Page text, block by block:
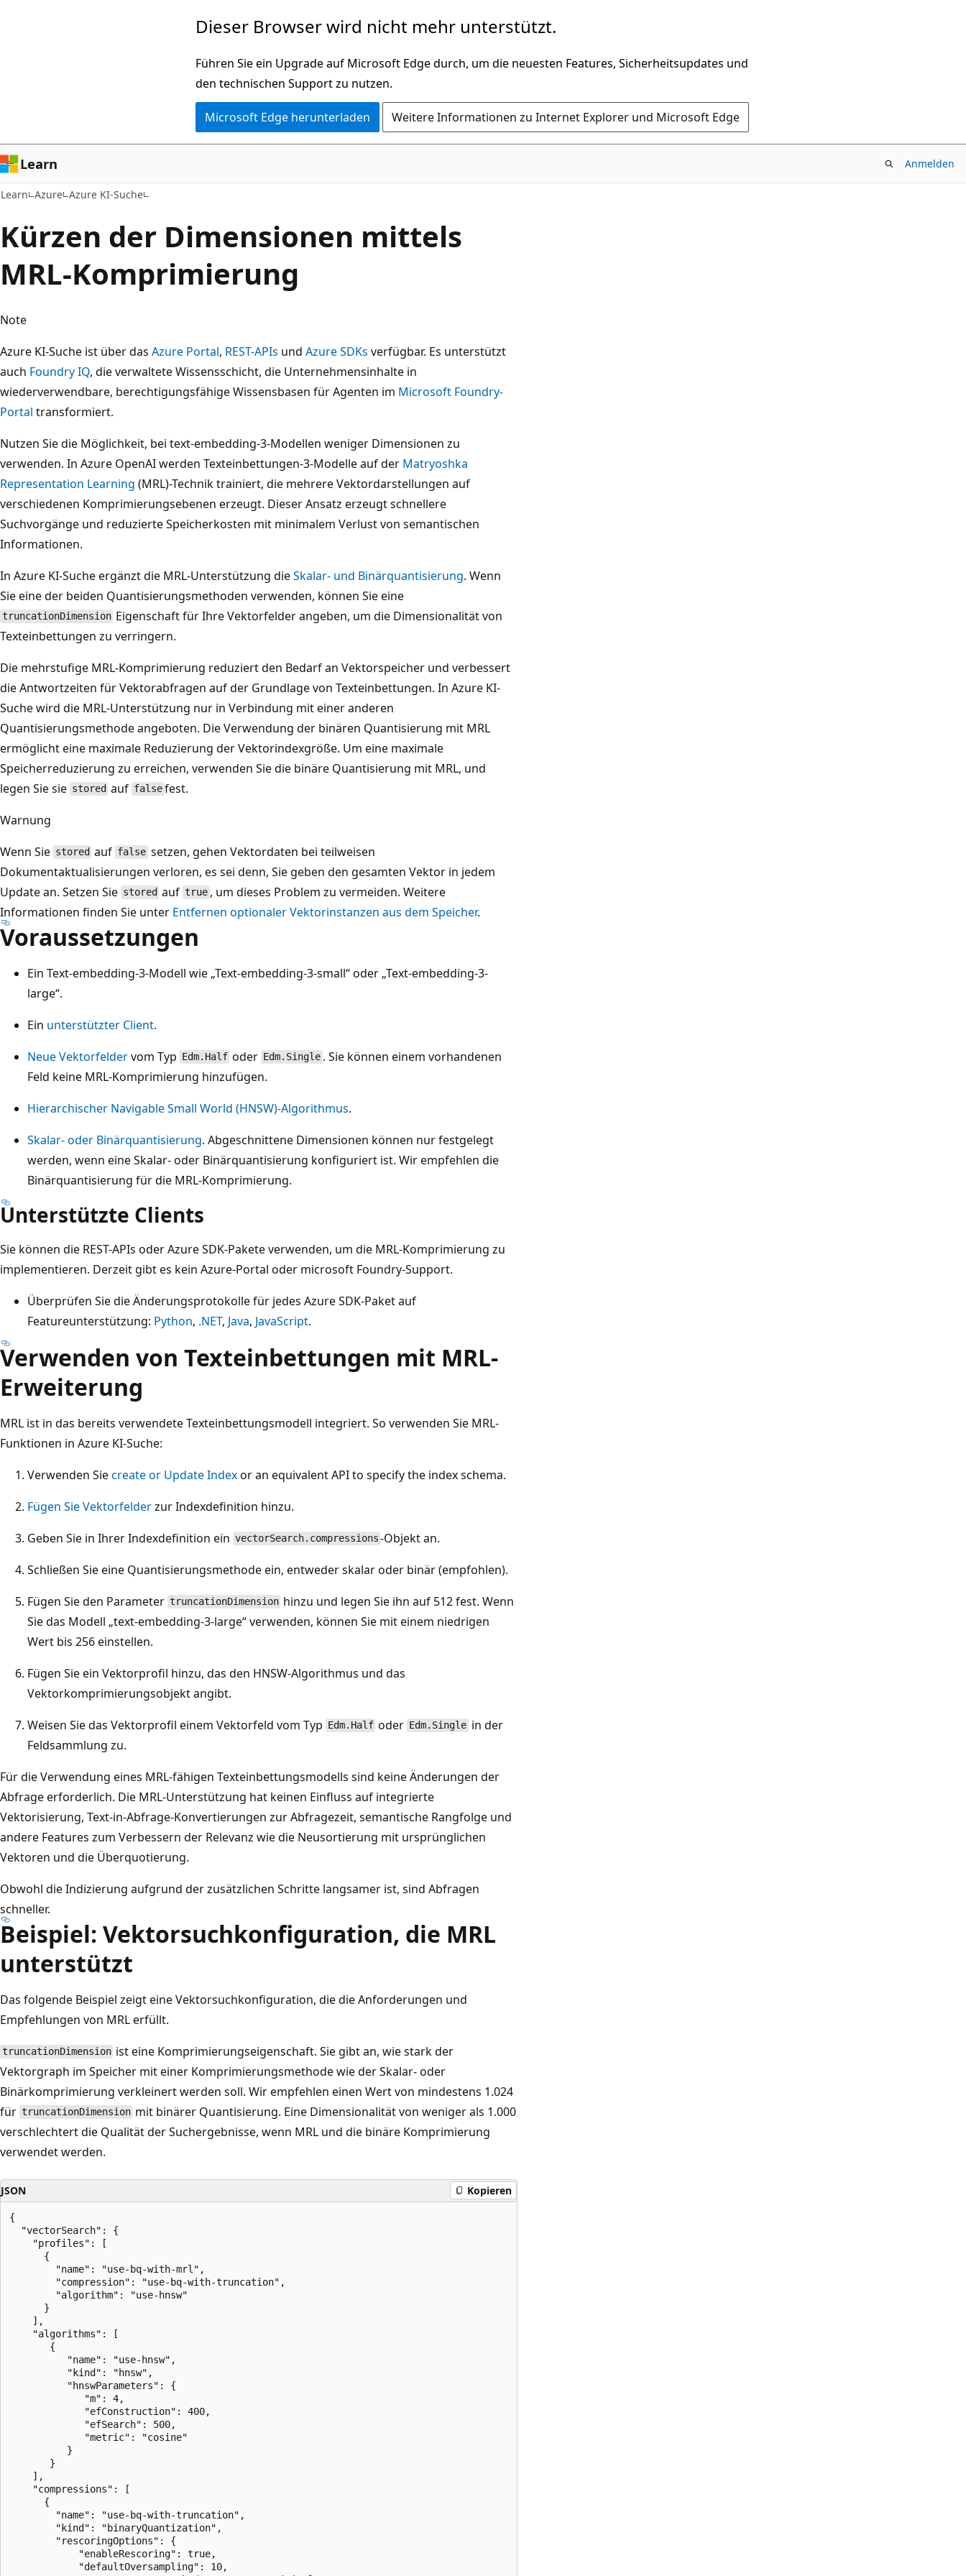
Dieser Browser wird nicht mehr unterstützt.
Führen Sie ein Upgrade auf Microsoft Edge durch, um die neuesten Features, Sicherheitsupdates und
den technischen Support zu nutzen.
Microsoft Edge herunterladen Weitere Informationen zu Internet Explorer und Microsoft Edge
Learn Anmelden
Learn Azure Azure KI-Suche
Kürzen der Dimensionen mittels
MRL-Komprimierung
Note
Azure KI-Suche ist über das Azure Portal, REST-APIs und Azure SDKs verfügbar. Es unterstützt
auch Foundry IQ, die verwaltete Wissensschicht, die Unternehmensinhalte in
wiederverwendbare, berechtigungsfähige Wissensbasen für Agenten im Microsoft Foundry-
Portal transformiert.
Nutzen Sie die Möglichkeit, bei text-embedding-3-Modellen weniger Dimensionen zu
verwenden. In Azure OpenAI werden Texteinbettungen-3-Modelle auf der Matryoshka
Representation Learning (MRL)-Technik trainiert, die mehrere Vektordarstellungen auf
verschiedenen Komprimierungsebenen erzeugt. Dieser Ansatz erzeugt schnellere
Suchvorgänge und reduzierte Speicherkosten mit minimalem Verlust von semantischen
Informationen.
In Azure KI-Suche ergänzt die MRL-Unterstützung dieSkalar- und Binärquantisierung. Wenn
Sie eine der beiden Quantisierungsmethoden verwenden, können Sie eine
truncationDimension Eigenschaft für Ihre Vektorfelder angeben, um die Dimensionalität von
Texteinbettungen zu verringern.
Die mehrstufige MRL-Komprimierung reduziert den Bedarf an Vektorspeicher und verbessert
die Antwortzeiten für Vektorabfragen auf der Grundlage von Texteinbettungen. In Azure KI-
Suche wird die MRL-Unterstützung nur in Verbindung mit einer anderen
Quantisierungsmethode angeboten. Die Verwendung der binären Quantisierung mit MRL
ermöglicht eine maximale Reduzierung der Vektorindexgröße. Um eine maximale
Speicherreduzierung zu erreichen, verwenden Sie die binäre Quantisierung mit MRL, und
legen Sie sie stored auf falsefest.
Warnung
Wenn Sie stored auf falsesetzen, gehen Vektordaten bei teilweisen
Dokumentaktualisierungen verloren, es sei denn, Sie geben den gesamten Vektor in jedem
Update an. Setzen Sie stored auftrue, um dieses Problem zu vermeiden. Weitere
Informationen finden Sie unter Entfernen optionaler Vektorinstanzen aus dem Speicher.
Voraussetzungen
Ein Text-embedding-3-Modell wie „Text-embedding-3-small“ oder „Text-embedding-3-
large“.
Ein unterstützter Client.
Neue Vektorfeldervom Typ Edm.Half oder Edm.Single . Sie können einem vorhandenen
Feld keine MRL-Komprimierung hinzufügen.
Hierarchischer Navigable Small World (HNSW)-Algorithmus.
Skalar- oder Binärquantisierung. Abgeschnittene Dimensionen können nur festgelegt
werden, wenn eine Skalar- oder Binärquantisierung konfiguriert ist. Wir empfehlen die
Binärquantisierung für die MRL-Komprimierung.
Unterstützte Clients
Sie können die REST-APIs oder Azure SDK-Pakete verwenden, um die MRL-Komprimierung zu
implementieren. Derzeit gibt es kein Azure-Portal oder microsoft Foundry-Support.
Überprüfen Sie die Änderungsprotokolle für jedes Azure SDK-Paket auf
Featureunterstützung: Python, .NET, Java, JavaScript.
Verwenden von Texteinbettungen mit MRL-
Erweiterung
MRL ist in das bereits verwendete Texteinbettungsmodell integriert. So verwenden Sie MRL-
Funktionen in Azure KI-Suche:
Verwenden Siecreate or Update Indexor an equivalent API to specify the index schema.
Fügen Sie Vektorfelderzur Indexdefinition hinzu.
Geben Sie in Ihrer Indexdefinition ein vectorSearch.compressions -Objekt an.
Schließen Sie eine Quantisierungsmethode ein, entweder skalar oder binär (empfohlen).
Fügen Sie den Parameter truncationDimension hinzu und legen Sie ihn auf 512 fest. Wenn
Sie das Modell „text-embedding-3-large“ verwenden, können Sie mit einem niedrigen
Wert bis 256 einstellen.
Fügen Sie ein Vektorprofil hinzu, das den HNSW-Algorithmus und das
Vektorkomprimierungsobjekt angibt.
Weisen Sie das Vektorprofil einem Vektorfeld vom Typ Edm.Half oder Edm.Single in der
Feldsammlung zu.
Für die Verwendung eines MRL-fähigen Texteinbettungsmodells sind keine Änderungen der
Abfrage erforderlich. Die MRL-Unterstützung hat keinen Einfluss auf integrierte
Vektorisierung, Text-in-Abfrage-Konvertierungen zur Abfragezeit, semantische Rangfolge und
andere Features zum Verbessern der Relevanz wie die Neusortierung mit ursprünglichen
Vektoren und die Überquotierung.
Obwohl die Indizierung aufgrund der zusätzlichen Schritte langsamer ist, sind Abfragen
schneller.
Beispiel: Vektorsuchkonfiguration, die MRL
unterstützt
Das folgende Beispiel zeigt eine Vektorsuchkonfiguration, die die Anforderungen und
Empfehlungen von MRL erfüllt.
truncationDimension ist eine Komprimierungseigenschaft. Sie gibt an, wie stark der
Vektorgraph im Speicher mit einer Komprimierungsmethode wie der Skalar- oder
Binärkomprimierung verkleinert werden soll. Wir empfehlen einen Wert von mindestens 1.024
für truncationDimension mit binärer Quantisierung. Eine Dimensionalität von weniger als 1.000
verschlechtert die Qualität der Suchergebnisse, wenn MRL und die binäre Komprimierung
verwendet werden.
JSON Kopieren
{
"vectorSearch": {
"profiles": [
{
"name": "use-bq-with-mrl",
        "compression": "use-bq-with-truncation",
        "algorithm": "use-hnsw"
      }
    ],
    "algorithms": [
       {
          "name": "use-hnsw",
          "kind": "hnsw",
          "hnswParameters": {
             "m": 4,
             "efConstruction": 400,
             "efSearch": 500,
             "metric": "cosine"
          }
       }
    ],
    "compressions": [
      {
        "name": "use-bq-with-truncation",
        "kind": "binaryQuantization",
        "rescoringOptions": {
            "enableRescoring": true,
            "defaultOversampling": 10,